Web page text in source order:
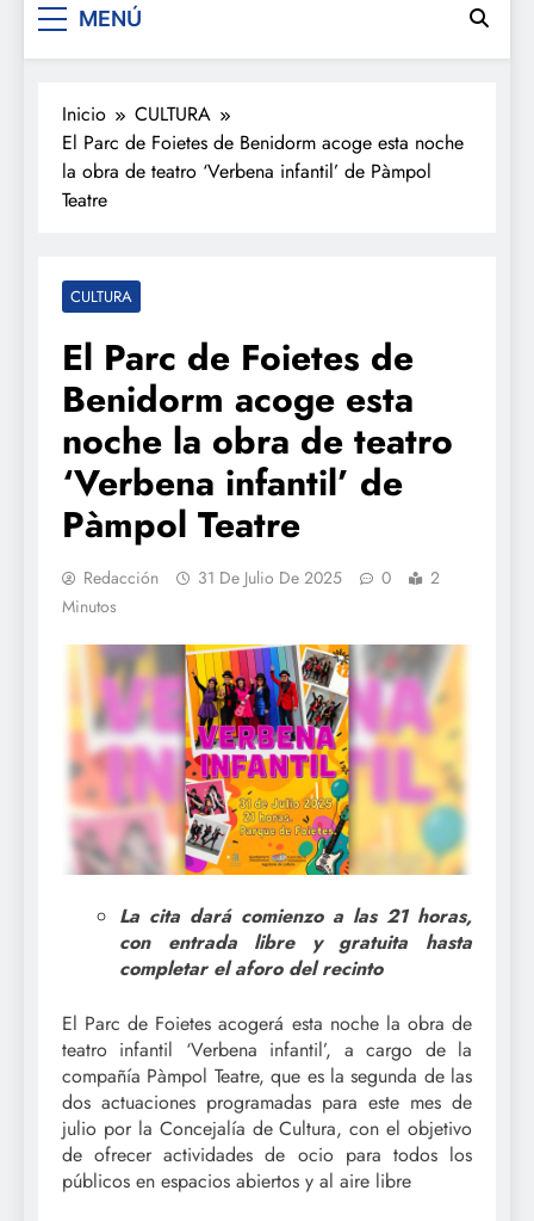
MENÚ
Inicio
CULTURA
El Parc de Foietes de Benidorm acoge esta noche
la obra de teatro ‘Verbena infantil’ de Pàmpol
Teatre
CULTURA
El Parc de Foietes de
Benidorm acoge esta
noche la obra de teatro
‘Verbena infantil’ de
Pàmpol Teatre
Redacción 31 De Julio De 2025 0
2
Minutos
La cita dará comienzo a las 21 horas,
con entrada libre y gratuita hasta
completar el aforo del recinto
El Parc de Foietes acogerá esta noche la obra de
teatro infantil ‘Verbena infantil’, a cargo de la
compañía Pàmpol Teatre, que es la segunda de las
dos actuaciones programadas para este mes de
julio por la Concejalía de Cultura, con el objetivo
de ofrecer actividades de ocio para todos los
públicos en espacios abiertos y al aire libre